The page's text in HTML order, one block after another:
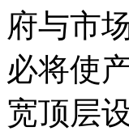
府与市
必将使
宽顶层